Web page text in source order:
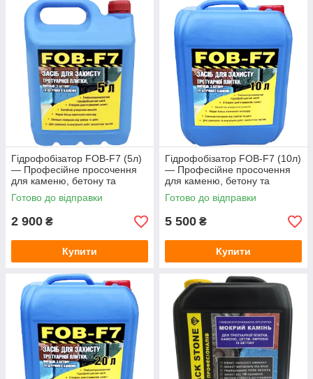
Зарядні станції
Метеостанції
Колориметри (вимірювачі кольору)
Товщиноміри
Вимірювання відстані і розмірів
Термологери
Аксесуари для кухні
Термогігрометри (RH)
Тестери електромагнітних полів (НЧ, ВЧ)
Курвіметри
Вологоміри зерна
Телеметрія, ендоскопи, бороскопи
PH-електроди
Гідрофобізатор FOB-F7 (5л)
— Професійне просочення
для каменю, бетону та
тротуарної плитки (захист від
висолів)
Готово до відправки
2 900 ₴
Купити
Гідрофобізатор FOB-F7 (10л)
— Професійне просочення
для каменю, бетону та
тротуарної плитки (захист від
висолів)
Готово до відправки
5 500 ₴
Купити